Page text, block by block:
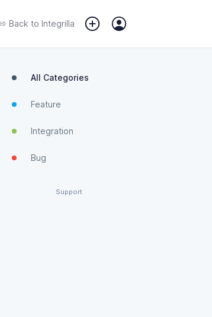
Back to Integrilla
All Categories
Feature
Integration
Bug
Support